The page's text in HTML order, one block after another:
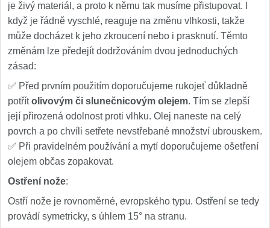
je živý materiál, a proto k němu tak musíme přistupovat. I
když je řádně vyschlé, reaguje na změnu vlhkosti, takže
může docházet k jeho zkroucení nebo i prasknutí. Těmto
změnám lze předejít dodržováním dvou jednoduchých
zásad:
✅ Před prvním použitím doporučujeme rukojeť důkladně
potřítolivovým či slunečnicovým olejem. Tím se zlepší
její přirozená odolnost proti vlhku. Olej naneste na celý
povrch a po chvíli setřete nevstřebané množství ubrouskem.
✅ Při pravidelném používání a mytí doporučujeme ošetření
olejem občas zopakovat.
Ostření nože:
Ostří nože je rovnoměrné, evropského typu. Ostření se tedy
provádí symetricky, s úhlem 15° na stranu.